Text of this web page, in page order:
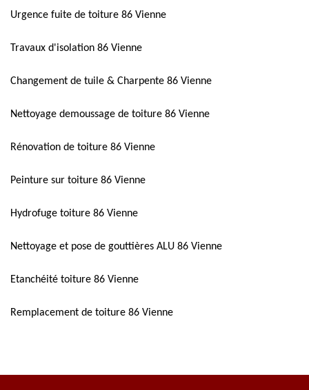
Urgence fuite de toiture 86 Vienne
Travaux d'isolation 86 Vienne
Changement de tuile & Charpente 86 Vienne
Nettoyage demoussage de toiture 86 Vienne
Rénovation de toiture 86 Vienne
Peinture sur toiture 86 Vienne
Hydrofuge toiture 86 Vienne
Nettoyage et pose de gouttières ALU 86 Vienne
Etanchéité toiture 86 Vienne
Remplacement de toiture 86 Vienne